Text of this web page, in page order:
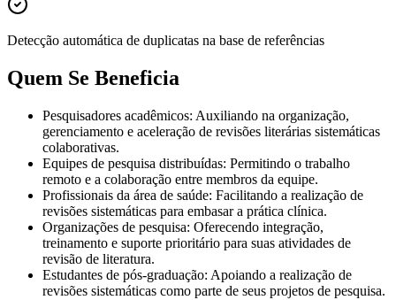
Detecção automática de duplicatas na base de referências
Quem Se Beneficia
Pesquisadores acadêmicos: Auxiliando na organização,
gerenciamento e aceleração de revisões literárias sistemáticas
colaborativas.
Equipes de pesquisa distribuídas: Permitindo o trabalho
remoto e a colaboração entre membros da equipe.
Profissionais da área de saúde: Facilitando a realização de
revisões sistemáticas para embasar a prática clínica.
Organizações de pesquisa: Oferecendo integração,
treinamento e suporte prioritário para suas atividades de
revisão de literatura.
Estudantes de pós-graduação: Apoiando a realização de
revisões sistemáticas como parte de seus projetos de pesquisa.